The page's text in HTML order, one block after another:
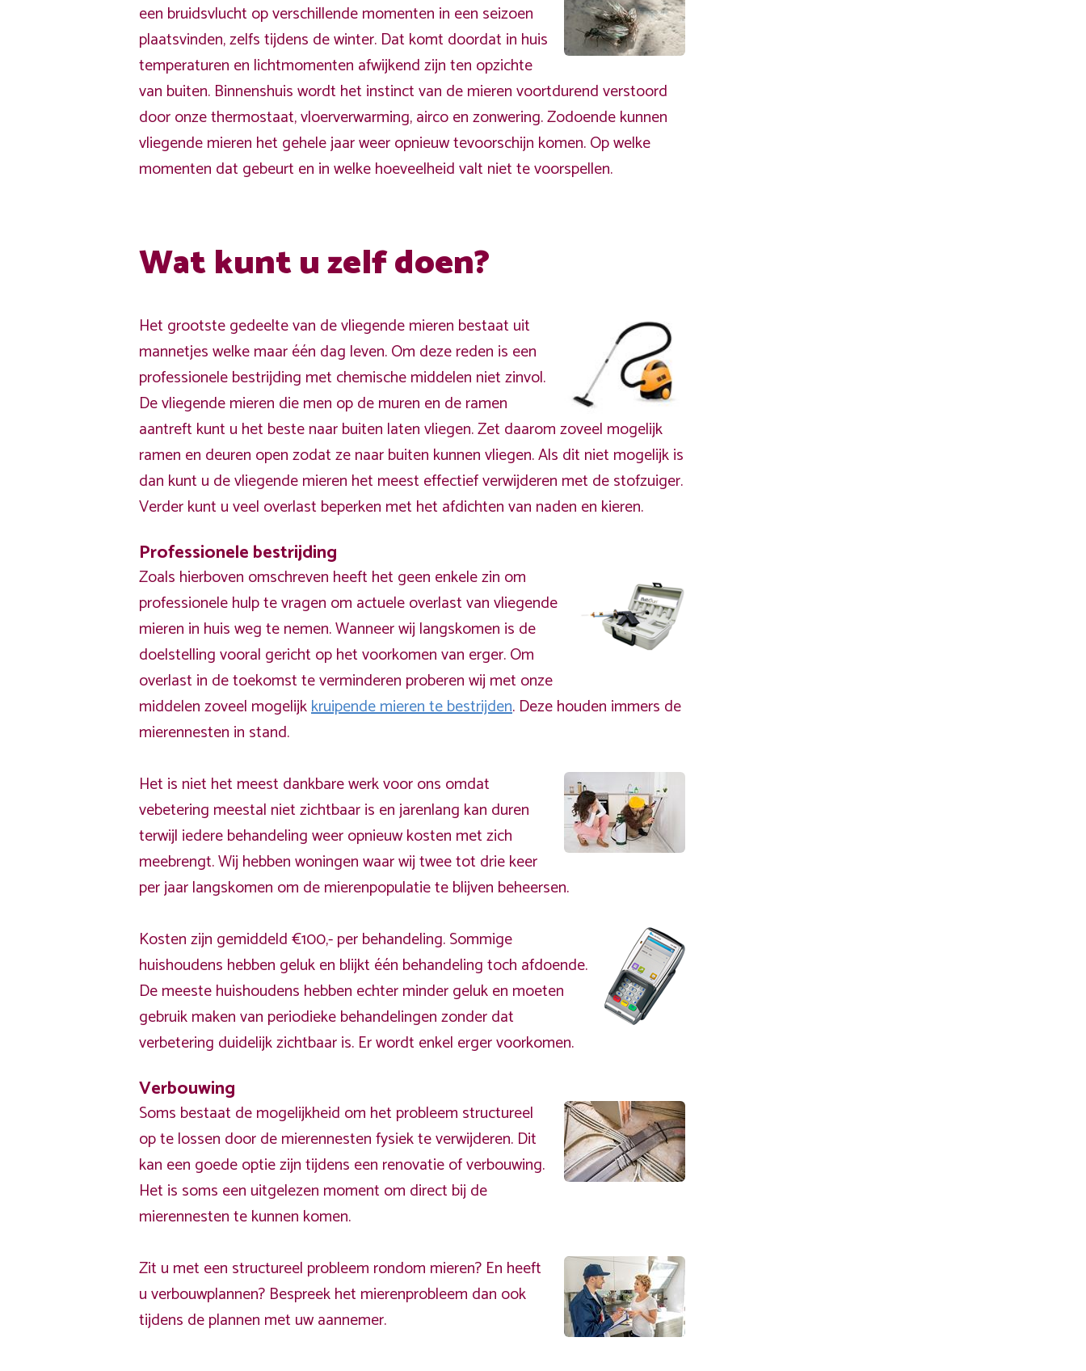
een bruidsvlucht op verschillende momenten in een seizoen
plaatsvinden, zelfs tijdens de winter. Dat komt doordat in huis
temperaturen en lichtmomenten afwijkend zijn ten opzichte
van buiten. Binnenshuis wordt het instinct van de mieren voortdurend verstoord
door onze thermostaat, vloerverwarming, airco en zonwering. Zodoende kunnen
vliegende mieren het gehele jaar weer opnieuw tevoorschijn komen. Op welke
momenten dat gebeurt en in welke hoeveelheid valt niet te voorspellen.
Wat kunt u zelf doen?
Het grootste gedeelte van de vliegende mieren bestaat uit
mannetjes welke maar één dag leven. Om deze reden is een
professionele bestrijding met chemische middelen niet zinvol.
De vliegende mieren die men op de muren en de ramen
aantreft kunt u het beste naar buiten laten vliegen. Zet daarom zoveel mogelijk
ramen en deuren open zodat ze naar buiten kunnen vliegen. Als dit niet mogelijk is
dan kunt u de vliegende mieren het meest effectief verwijderen met de stofzuiger.
Verder kunt u veel overlast beperken met het afdichten van naden en kieren.
Professionele bestrijding
Zoals hierboven omschreven heeft het geen enkele zin om
professionele hulp te vragen om actuele overlast van vliegende
mieren in huis weg te nemen. Wanneer wij langskomen is de
doelstelling vooral gericht op het voorkomen van erger. Om
overlast in de toekomst te verminderen proberen wij met onze
middelen zoveel mogelijkkruipende mieren te bestrijden. Deze houden immers de
mierennesten in stand.
Het is niet het meest dankbare werk voor ons omdat
vebetering meestal niet zichtbaar is en jarenlang kan duren
terwijl iedere behandeling weer opnieuw kosten met zich
meebrengt. Wij hebben woningen waar wij twee tot drie keer
per jaar langskomen om de mierenpopulatie te blijven beheersen.
Kosten zijn gemiddeld €100,- per behandeling. Sommige
huishoudens hebben geluk en blijkt één behandeling toch afdoende.
De meeste huishoudens hebben echter minder geluk en moeten
gebruik maken van periodieke behandelingen zonder dat
verbetering duidelijk zichtbaar is. Er wordt enkel erger voorkomen.
Verbouwing
Soms bestaat de mogelijkheid om het probleem structureel
op te lossen door de mierennesten fysiek te verwijderen. Dit
kan een goede optie zijn tijdens een renovatie of verbouwing.
Het is soms een uitgelezen moment om direct bij de
mierennesten te kunnen komen.
Zit u met een structureel probleem rondom mieren? En heeft
u verbouwplannen? Bespreek het mierenprobleem dan ook
tijdens de plannen met uw aannemer.